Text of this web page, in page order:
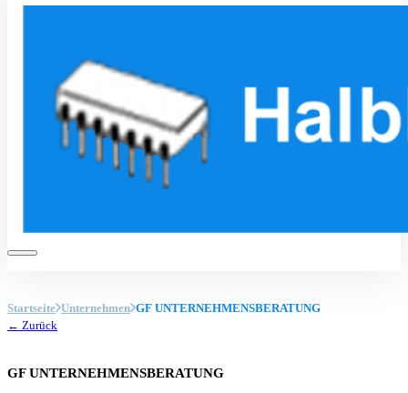
Startseite Unternehmen GF UNTERNEHMENSBERATUNG
← Zurück
GF UNTERNEHMENSBERATUNG